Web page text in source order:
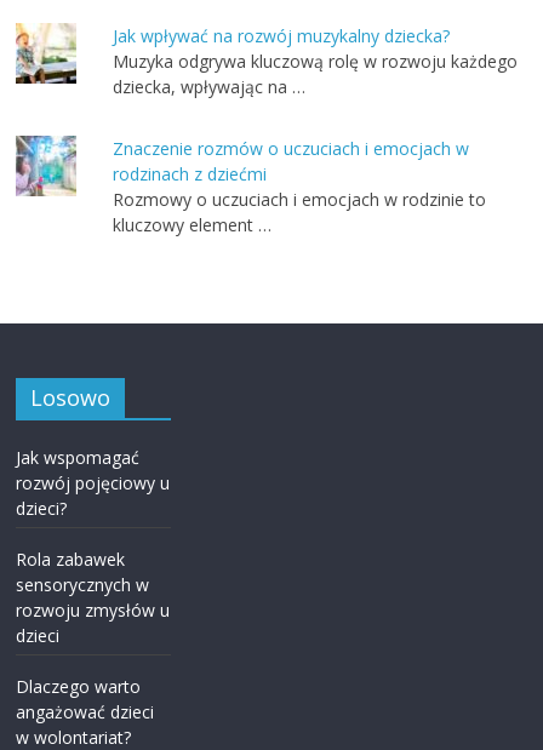
Jak wpływać na rozwój muzykalny dziecka?
Muzyka odgrywa kluczową rolę w rozwoju każdego
dziecka, wpływając na …
Znaczenie rozmów o uczuciach i emocjach w
rodzinach z dziećmi
Rozmowy o uczuciach i emocjach w rodzinie to
kluczowy element …
Losowo
Jak wspomagać
rozwój pojęciowy u
dzieci?
Rola zabawek
sensorycznych w
rozwoju zmysłów u
dzieci
Dlaczego warto
angażować dzieci
w wolontariat?